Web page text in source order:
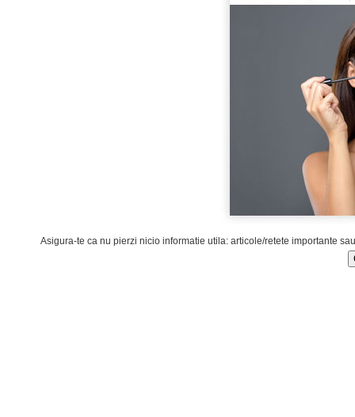
Asigura-te ca nu pierzi nicio informatie utila: articole/retete importante